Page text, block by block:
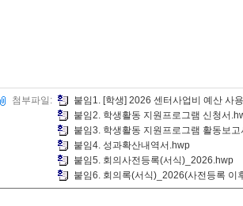
첨부파일:
붙임1. [학생] 2026 센터사업비 예산 사
붙임2. 학생활동 지원프로그램 신청서
붙임3. 학생활동 지원프로그램 활동보
붙임4. 성과확산내역서.hwp
붙임5. 회의사전등록(서식)_2026.hwp
붙임6. 회의록(서식)_2026(사전등록 이